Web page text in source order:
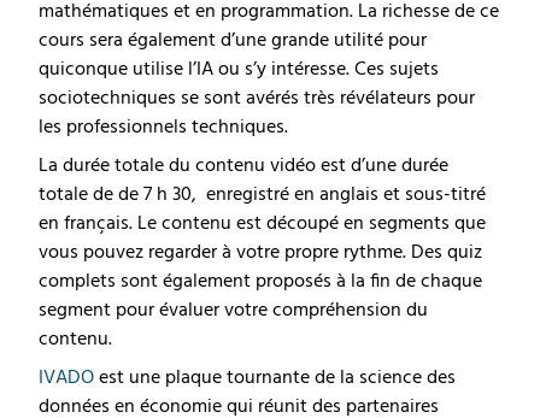
mathématiques et en programmation. La richesse de ce
cours sera également d’une grande utilité pour
quiconque utilise l’IA ou s’y intéresse. Ces sujets
sociotechniques se sont avérés très révélateurs pour
les professionnels techniques.
La durée totale du contenu vidéo est d’une durée
totale de de 7 h 30, enregistré en anglais et sous-titré
en français. Le contenu est découpé en segments que
vous pouvez regarder à votre propre rythme. Des quiz
complets sont également proposés à la fin de chaque
segment pour évaluer votre compréhension du
contenu.
IVADO est une plaque tournante de la science des
données en économie qui réunit des partenaires